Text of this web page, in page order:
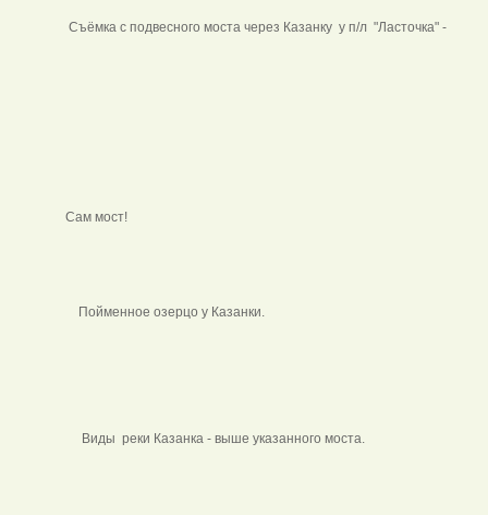
Съёмка с подвесного моста через Казанку у п/л "Ласточка" -
Сам мост!
Пойменное озерцо у Казанки.
Виды реки Казанка - выше указанного моста.